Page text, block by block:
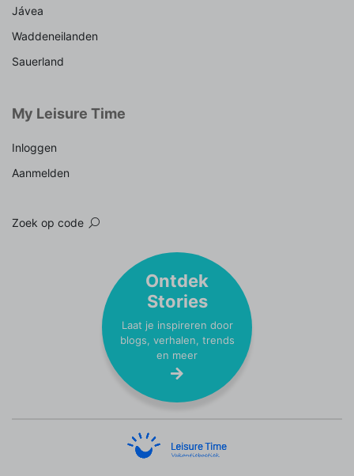
Jávea
Waddeneilanden
Sauerland
My Leisure Time
Inloggen
Aanmelden
Zoek op code
Ontdek
Stories
Laat je inspireren door
blogs, verhalen, trends
en meer